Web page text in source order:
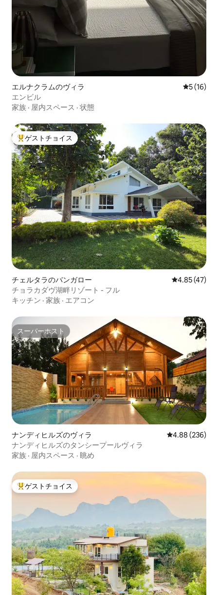
エルナクラムのヴィラ レビュー
5 (16)
エンビル
家族 · 屋内スペース · 状態
大好評のゲストチョイスです。
ゲストチョイス
チェルタラのバンガロー レビュー47
4.85 (47)
チョラカダヴ湖畔リゾート - フル
キッチン · 家族 · エアコン
スーパーホスト
スーパーホスト
ナンディヒルズのヴィラ レビュー236
4.88 (236)
ナンディヒルズのタンシープールヴィラ
家族 · 屋内スペース · 眺め
大好評のゲストチョイスです。
ゲストチョイス